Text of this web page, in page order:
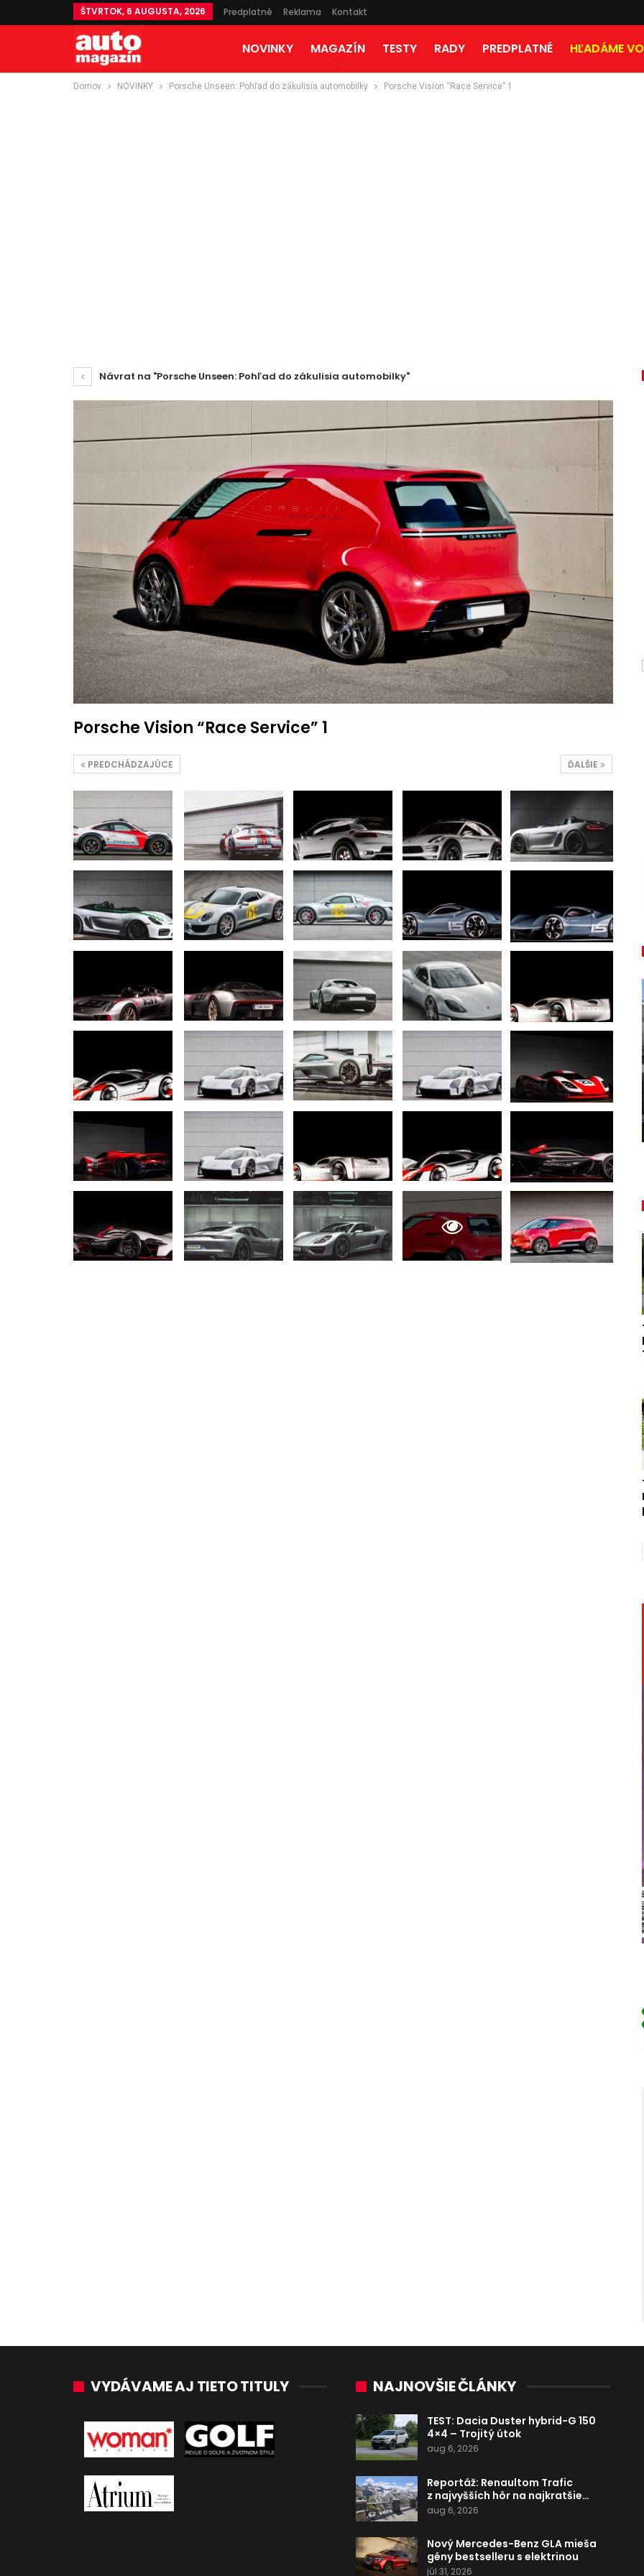
ŠTVRTOK, 6 AUGUSTA, 2026 Predplatné Reklama Kontakt
NOVINKY MAGAZÍN TESTY RADY PREDPLATNÉ HĽADÁME
Domov NOVINKY Porsche Unseen: Pohľad do zákulisia automobilky Porsche Vision “Race Service” 1
Návrat na "Porsche Unseen: Pohľad do zákulisia automobilky"
Porsche Vision “Race Service” 1
ĎALŠIE
PREDCHÁDZAJÚCE
AUTO TESTY
TEST: Ford Kuga Hybrid má veľký
2,5-litrový motor. Pôjde to…
Peter varga júl 31, 2026
AUTO TESTY
TEST: Dacia Duster hybrid-G 150
4×4 – Trojitý útok
VYDÁVAME AJ TIETO TITULY NAJNOVŠIE ČLÁNKY
TEST: Dacia Duster hybrid-G 150
4×4 – Trojitý útok
aug 6, 2026
Reportáž: Renaultom Trafic
z najvyšších hôr na najkratšie…
aug 6, 2026
Nový Mercedes-Benz GLA mieša
gény bestselleru s elektrinou
júl 31, 2026